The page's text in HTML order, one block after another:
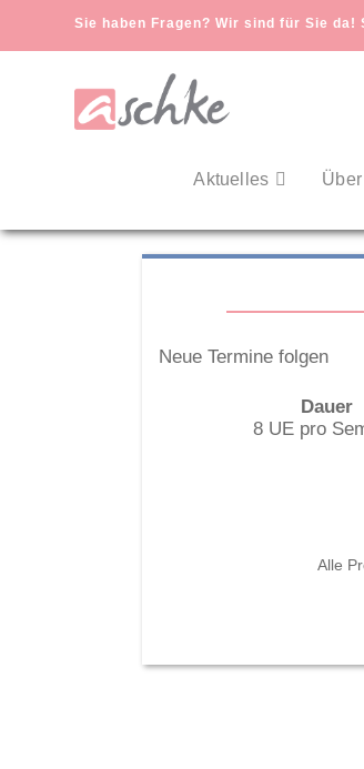
Sie haben Fragen? Wir sind für Sie da!
Aktuelles
Neue Termine folgen
Dauer
8 UE pro
Alle